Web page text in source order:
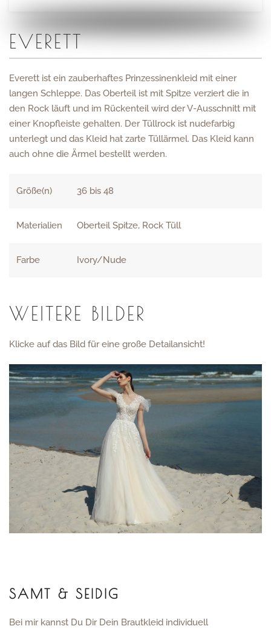
EVERETT
Everett ist ein zauberhaftes Prinzessinenkleid mit einer
langen Schleppe. Das Oberteil ist mit Spitze verziert die in
den Rock läuft und im Rückenteil wird der V-Ausschnitt mit
einer Knopfleiste gehalten. Der Tüllrock ist nudefarbig
unterlegt und das Kleid hat zarte Tüllärmel. Das Kleid kann
auch ohne die Ärmel bestellt werden.
Größe(n) 36 bis 48
Materialien Oberteil Spitze, Rock Tüll
Farbe Ivory/Nude
WEITERE BILDER
Klicke auf das Bild für eine große Detailansicht!
SAMT & SEIDIG
Bei mir kannst Du Dir Dein Brautkleid individuell